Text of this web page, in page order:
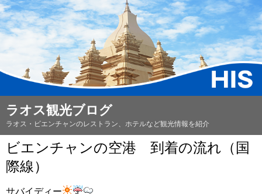
ラオス観光ブログ
ラオス・ビエンチャンのレストラン、ホテルなど観光情報を紹介
ビエンチャンの空港 到着の流れ（国
際線）
サバイディー